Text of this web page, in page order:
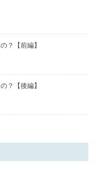
？【前編】
？【後編】